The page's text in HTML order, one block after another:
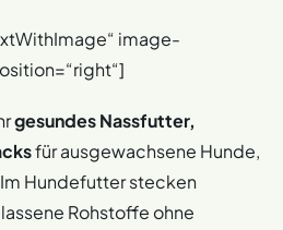
image-
gesundes Nassfutter,
für ausgewachsene Hunde,
Hundefutter stecken
Rohstoffe ohne